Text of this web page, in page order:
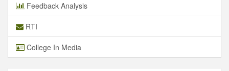
Feedback Analysis
RTI
College In Media